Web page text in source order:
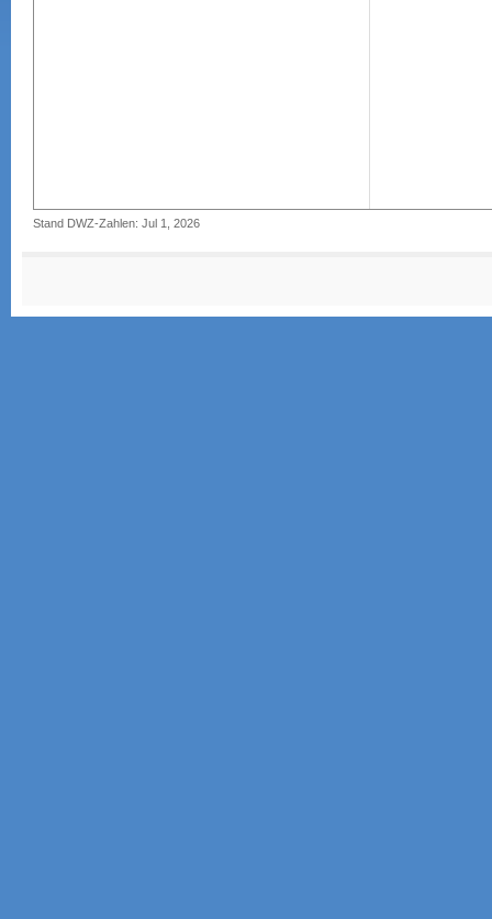
Stand DWZ-Zahlen: Jul 1, 2026